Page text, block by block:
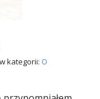
w kategorii: O